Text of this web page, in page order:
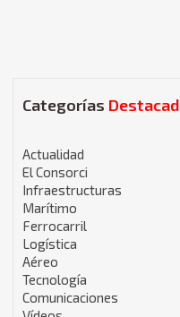
Categorías
Actualidad
El Consorci
Infraestructuras
Marítimo
Ferrocarril
Logística
Aéreo
Tecnología
Comunicaciones